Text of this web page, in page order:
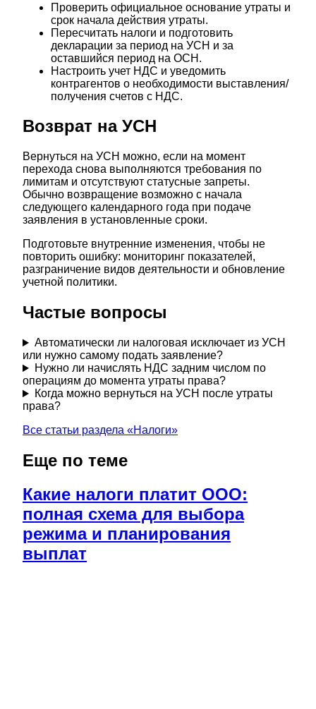
Проверить официальное основание утраты и
срок начала действия утраты.
Пересчитать налоги и подготовить
декларации за период на УСН и за
оставшийся период на ОСН.
Настроить учет НДС и уведомить
контрагентов о необходимости выставления/
получения счетов с НДС.
Возврат на УСН
Вернуться на УСН можно, если на момент
перехода снова выполняются требования по
лимитам и отсутствуют статусные запреты.
Обычно возвращение возможно с начала
следующего календарного года при подаче
заявления в установленные сроки.
Подготовьте внутренние изменения, чтобы не
повторить ошибку: мониторинг показателей,
разграничение видов деятельности и обновление
учетной политики.
Частые вопросы
Автоматически ли налоговая исключает из УСН
или нужно самому подать заявление?
Нужно ли начислять НДС задним числом по
операциям до момента утраты права?
Когда можно вернуться на УСН после утраты
права?
Все статьи раздела «Налоги»
Еще по теме
Какие налоги платит ООО:
полная схема для выбора
режима и планирования
выплат